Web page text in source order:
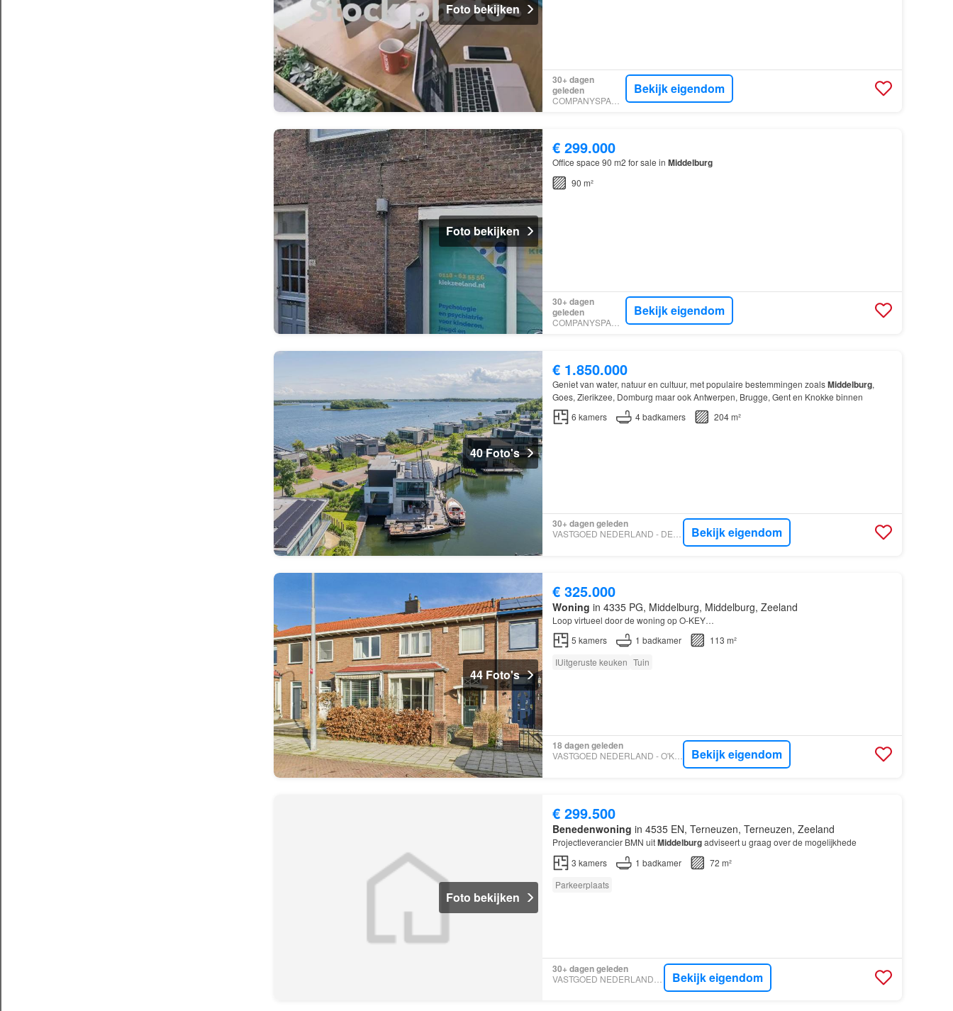
Foto bekijken
30+ dagen
geleden
COMPANYSPACE.COM
Bekijk eigendom
Foto bekijken
€ 299.000
Office space 90 m2 for sale in Middelburg
90 m²
30+ dagen
geleden
COMPANYSPACE.COM
Bekijk eigendom
40 Foto's
€ 1.850.000
Geniet van water, natuur en cultuur, met populaire bestemmingen zoalsMiddelburg,
Goes, Zierikzee, Domburg maar ook Antwerpen, Brugge, Gent en Knokke binnen
6 kamers 4badkamers 204 m²
30+ dagen geleden
Bekijk eigendom
44 Foto's
€ 325.000
Woning in 4335 PG, Middelburg, Middelburg, Zeeland
Loop virtueel door de woning op O-KEY…
5 kamers 1 badkamer
113 m²
IUitgeruste keuken Tuin
18 dagen geleden
VASTGOED NEDERLAND - O'KEY MAKELAARS EN ADVISEURS Bekijk eigendom
Foto bekijken
€ 299.500
Benedenwoning in 4535 EN, Terneuzen, Terneuzen, Zeeland
Projectleverancier BMN uitMiddelburgadviseert u graag over de mogelijkhede
3 kamers 1 badkamer
72 m²
Parkeerplaats
30+ dagen geleden
Bekijk eigendom